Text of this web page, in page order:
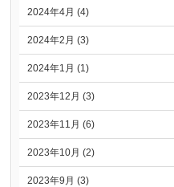
2024年4月 (4)
2024年2月 (3)
2024年1月 (1)
2023年12月 (3)
2023年11月 (6)
2023年10月 (2)
2023年9月 (3)